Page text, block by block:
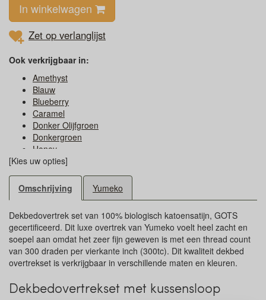
In winkelwagen
Zet op verlanglijst
Ook verkrijgbaar in:
Amethyst
Blauw
Blueberry
Caramel
Donker Olijfgroen
Donkergroen
Honey
Licht Olijfgroen
Lichtblauw
Lichtgroen
Lichtroze
Olijfgroen
Puur Wit
Roodbruin
Roze
Taupe
Zandgrijs
[Kies uw opties]
Omschrijving Yumeko
Dekbedovertrek set van 100% biologisch katoensatijn, GOTS
gecertificeerd. Dit luxe overtrek van Yumeko voelt heel zacht en
soepel aan omdat het zeer fijn geweven is met een thread count
van 300 draden per vierkante inch (300tc). Dit kwaliteit dekbed
overtrekset is verkrijgbaar in verschillende maten en kleuren.
Dekbedovertrekset met kussensloop